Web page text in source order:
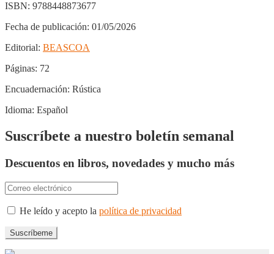
ISBN: 9788448873677
Fecha de publicación: 01/05/2026
Editorial: BEASCOA
Páginas: 72
Encuadernación: Rústica
Idioma: Español
Suscríbete a nuestro boletín semanal
Descuentos en libros, novedades y mucho más
He leído y acepto la política de privacidad